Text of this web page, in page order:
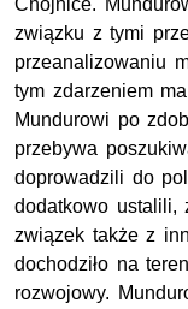
związku z tymi
przeanalizowaniu
tym zdarzeniem
Mundurowi po
przebywa
doprowadzili do
dodatkowo ustalili,
związek także z
dochodziło na
rozwojowy.